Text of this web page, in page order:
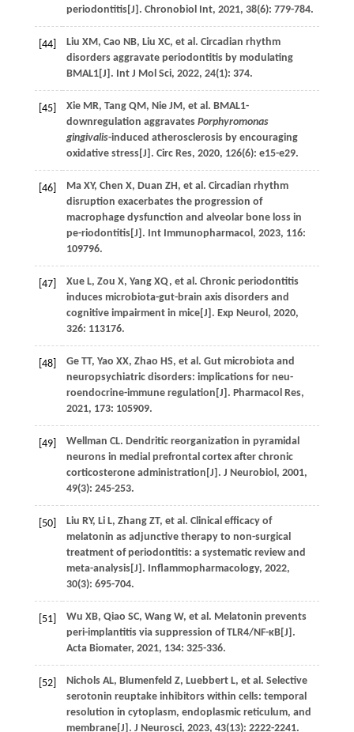
periodontitis[J]. Chronobiol Int, 2021, 38(6): 779-784.
[44] Liu XM, Cao NB, Liu XC, et al. Circadian rhythm
disorders aggravate periodontitis by modulating
BMAL1[J]. Int J Mol Sci, 2022, 24(1): 374.
[45] Xie MR, Tang QM, Nie JM, et al. BMAL1-
downregulation aggravates Porphyromonas
gingivalis-induced atherosclerosis by encouraging
oxidative stress[J]. Circ Res, 2020, 126(6): e15-e29.
[46] Ma XY, Chen X, Duan ZH, et al. Circadian rhythm
disruption exacerbates the progression of
macrophage dysfunction and alveolar bone loss in
pe-riodontitis[J]. Int Immunopharmacol, 2023, 116:
109796.
[47] Xue L, Zou X, Yang XQ, et al. Chronic periodontitis
induces microbiota-gut-brain axis disorders and
cognitive impairment in mice[J]. Exp Neurol, 2020,
326: 113176.
[48] Ge TT, Yao XX, Zhao HS, et al. Gut microbiota and
neuropsychiatric disorders: implications for neu-
roendocrine-immune regulation[J]. Pharmacol Res,
2021, 173: 105909.
[49] Wellman CL. Dendritic reorganization in pyramidal
neurons in medial prefrontal cortex after chronic
corticosterone administration[J]. J Neurobiol, 2001,
49(3): 245-253.
[50] Liu RY, Li L, Zhang ZT, et al. Clinical efficacy of
melatonin as adjunctive therapy to non-surgical
treatment of periodontitis: a systematic review and
meta-analysis[J]. Inflammopharmacology, 2022,
30(3): 695-704.
[51] Wu XB, Qiao SC, Wang W, et al. Melatonin prevents
peri-implantitis via suppression of TLR4/NF-κB[J].
Acta Biomater, 2021, 134: 325-336.
[52] Nichols AL, Blumenfeld Z, Luebbert L, et al. Selective
serotonin reuptake inhibitors within cells: temporal
resolution in cytoplasm, endoplasmic reticulum, and
membrane[J]. J Neurosci, 2023, 43(13): 2222-2241.